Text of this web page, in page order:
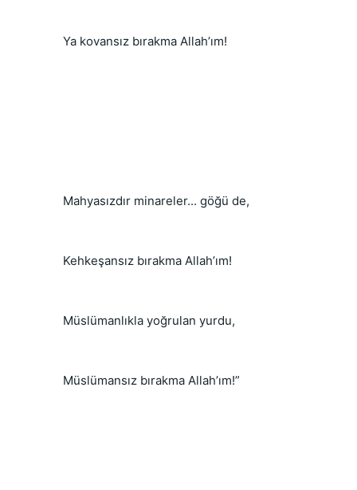
Ya kovansız bırakma Allah’ım!
Mahyasızdır minareler... göğü de,
Kehkeşansız bırakma Allah’ım!
Müslümanlıkla yoğrulan yurdu,
Müslümansız bırakma Allah’ım!”